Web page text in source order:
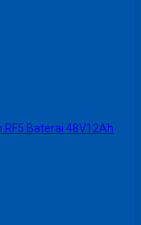
RF5 Baterai 48V12Ah